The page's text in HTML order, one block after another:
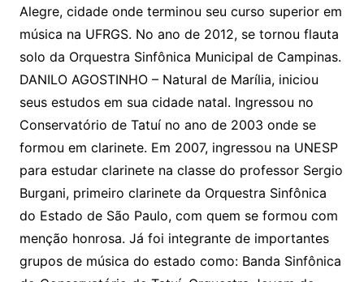
Alegre, cidade onde terminou seu curso superior em
música na UFRGS. No ano de 2012, se tornou flauta
solo da Orquestra Sinfônica Municipal de Campinas.
DANILO AGOSTINHO – Natural de Marília, iniciou
seus estudos em sua cidade natal. Ingressou no
Conservatório de Tatuí no ano de 2003 onde se
formou em clarinete. Em 2007, ingressou na UNESP
para estudar clarinete na classe do professor Sergio
Burgani, primeiro clarinete da Orquestra Sinfônica
do Estado de São Paulo, com quem se formou com
menção honrosa. Já foi integrante de importantes
grupos de música do estado como: Banda Sinfônica